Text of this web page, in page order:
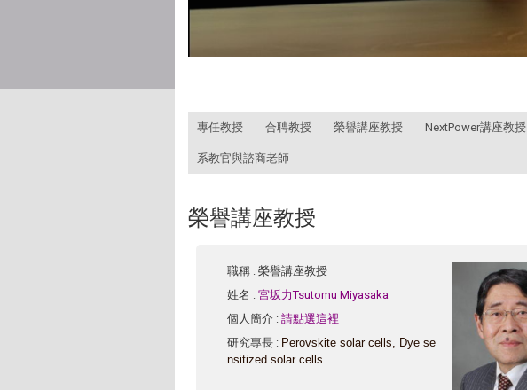
專任教授 合聘教授 榮譽講座教授 NextPower講座教授
系教官與諮商老師
榮譽講座教授
職稱 : 榮譽講座教授
姓名 :宮坂力Tsutomu Miyasaka
個人簡介 :請點選這裡
研究專長 : Perovskite solar cells, Dye se
nsitized solar cells